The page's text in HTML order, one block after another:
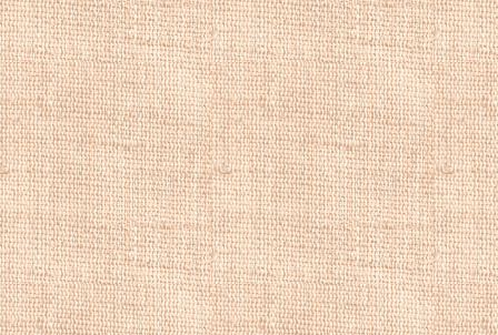
Купить картины
репродукции
Картины
репродукции